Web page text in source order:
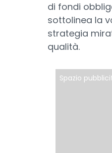
di fondi
sottolinea la
strategia
qualità.
Spazio